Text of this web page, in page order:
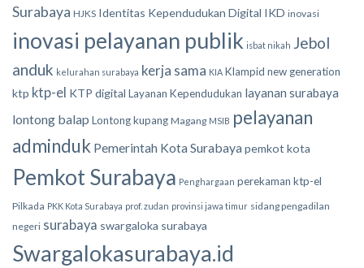
Surabaya HJKS Identitas Kependudukan Digital IKD inovasi
inovasi pelayanan publik isbat nikah Jebol
anduk kelurahan surabaya kerja sama KIA Klampid new generation
ktp ktp-el KTP digital Layanan Kependudukan layanan surabaya
lontong balap Lontong kupang Magang MSIB pelayanan
adminduk Pemerintah Kota Surabaya pemkot kota
Pemkot Surabaya Penghargaan perekaman ktp-el
Pilkada PKK Kota Surabaya prof. zudan provinsi jawa timur sidang pengadilan
negeri surabaya swargaloka surabaya
Swargalokasurabaya.id